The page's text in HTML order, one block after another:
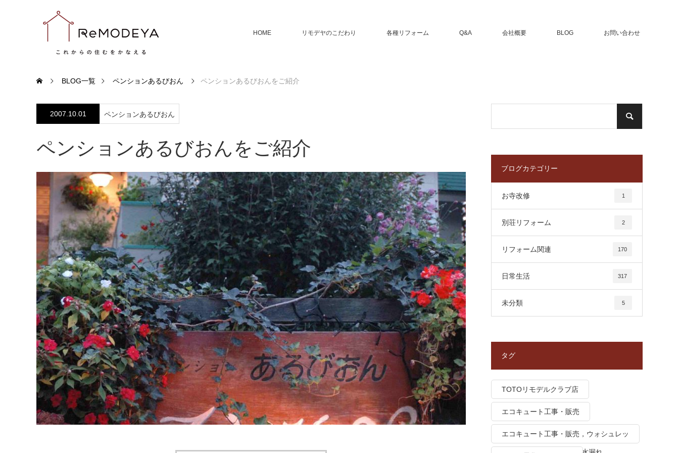
HOME リモデヤのこだわり 各種リフォーム Q&A 会社概要 BLOG お問い合わせ
BLOG一覧 ペンションあるびおん ペンションあるびおんをご紹介
2007.10.01 ペンションあるびおん
ペンションあるびおんをご紹介
ブログカテゴリー
お寺改修 1
別荘リフォーム 2
リフォーム関連 170
日常生活 317
未分類 5
タグ
TOTOリモデルクラブ店
エコキュート工事・販売
エコキュート工事・販売，ウォシュレッ